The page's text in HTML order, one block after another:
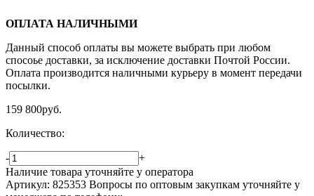
ОПЛАТА НАЛИЧНЫМИ
Данный способ оплаты вы можете выбрать при любом
спосоье доставки, за исключение доставки Почтой России.
Оплата производится наличными курьеру в момент передачи
посылки.
159 800руб.
Количество:
-
+
Наличие товара уточняйте у оператора
Артикул: 825353 Вопросы по оптовым закупкам уточняйте у